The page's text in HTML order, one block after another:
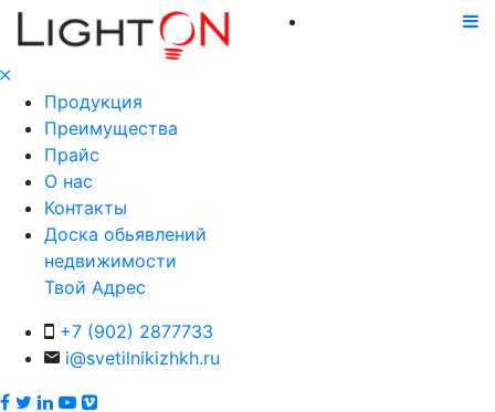
Продукция
Преимущества
Прайс
О нас
Контакты
Доска обьявлений
недвижимости
Твой Адрес
+7 (902) 2877733
i@svetilnikizhkh.ru